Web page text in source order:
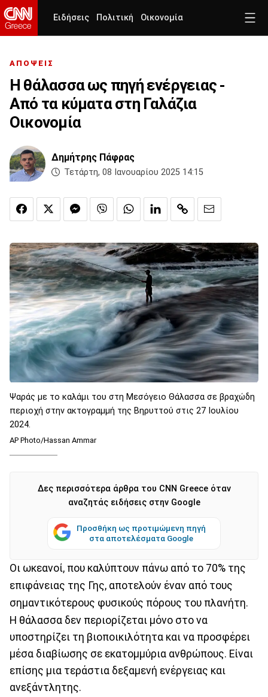
Ειδήσεις Πολιτική Οικονομία
ΑΠΟΨΕΙΣ
Η θάλασσα ως πηγή ενέργειας -
Από τα κύματα στη Γαλάζια
Οικονομία
Δημήτρης Πάφρας
Τετάρτη, 08 Ιανουαρίου 2025 14:15
Ψαράς με το καλάμι του στη Μεσόγειο Θάλασσα σε βραχώδη
περιοχή στην ακτογραμμή της Βηρυττού στις 27 Ιουλίου
2024.
AP Photo/Hassan Ammar
Δες περισσότερα άρθρα του CNN Greece όταν
αναζητάς ειδήσεις στην Google
Προσθήκη ως προτιμώμενη πηγή
στα αποτελέσματα Google
Οι ωκεανοί, που καλύπτουν πάνω από το 70% της
επιφάνειας της Γης, αποτελούν έναν από τους
σημαντικότερους φυσικούς πόρους του πλανήτη.
Η θάλασσα δεν περιορίζεται μόνο στο να
υποστηρίζει τη βιοποικιλότητα και να προσφέρει
μέσα διαβίωσης σε εκατομμύρια ανθρώπους. Είναι
επίσης μια τεράστια δεξαμενή ενέργειας και
ανεξάντλητης.